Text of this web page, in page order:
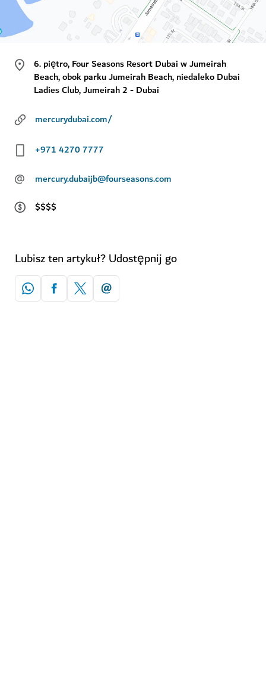
6. piętro, Four Seasons Resort Dubai w Jumeirah
Beach, obok parku Jumeirah Beach, niedaleko Dubai
Ladies Club, Jumeirah 2 - Dubai
mercurydubai.com/
+971 4270 7777
@
mercury.dubaijb@fourseasons.com
$$$$
Lubisz ten artykuł? Udostępnij go